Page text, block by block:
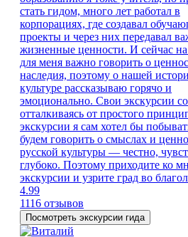
стать гидом, много лет работал в
корпорациях, где создавал
проекты и через них передавал
жизненные ценности. И сейчас на
для меня важно говорить о
наследия, поэтому о нашей
культуре рассказываю горячо и
эмоционально. Свои экскурсии
отталкиваясь от простого
экскурсии я сам хотел бы
будем говорить о смыслах и
русской культуры — честно,
глубоко. Поэтому приходите ко
экскурсии и узрите град во
4.99
1116 отзывов
Посмотреть экскурсии гида